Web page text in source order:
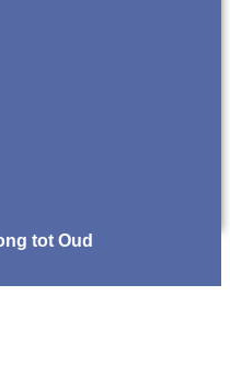
tot Oud